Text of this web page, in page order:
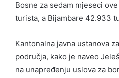
Bosne za sedam mjeseci
turista, a Bijambare 42.933
Kantonalna javna ustanova
područja, kako je naveo
na unapređenju uslova za